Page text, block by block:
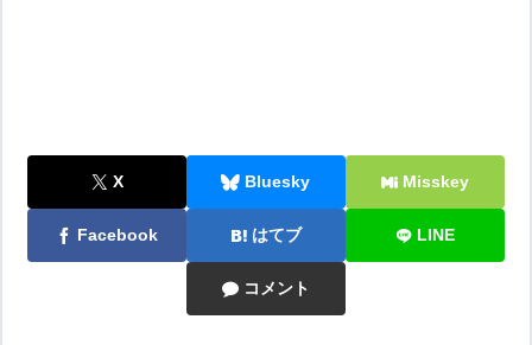
X Bluesky Misskey
Facebook はてブ LINE
コメント